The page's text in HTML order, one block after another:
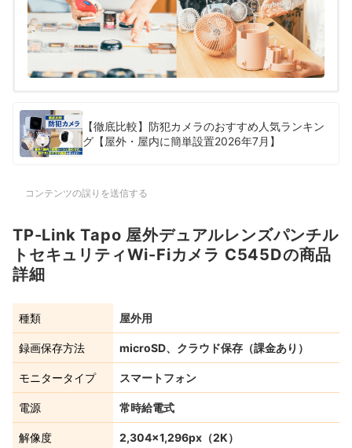
【徹底比較】防犯カメラのおすすめ人気ランキン
グ【屋外・屋内に簡単設置2026年7月】
コンテンツの誤りを送信する
TP-Link Tapo 屋外デュアルレンズパンチル
トセキュリティWi-Fiカメラ C545Dの商品
詳細
種類 屋外用
録画保存方法 microSD、クラウド保存（課金あり）
モニタータイプ スマートフォン
電源 常時給電式
解像度 2,304×1,296px（2K）